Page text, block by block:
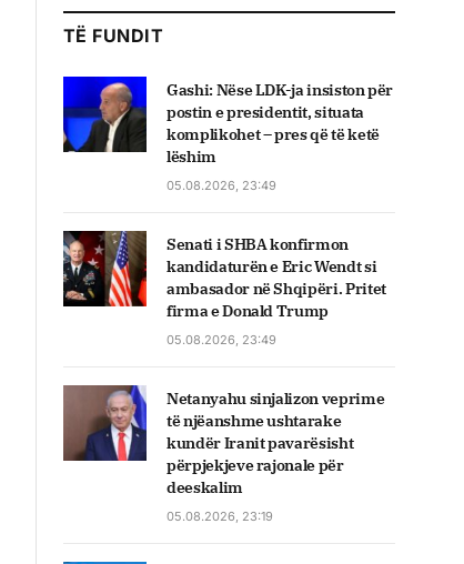
TË FUNDIT
Gashi: Nëse LDK-ja insiston për
postin e presidentit, situata
komplikohet – pres që të ketë
lëshim
05.08.2026, 23:49
Senati i SHBA konfirmon
kandidaturën e Eric Wendt si
ambasador në Shqipëri. Pritet
firma e Donald Trump
05.08.2026, 23:49
Netanyahu sinjalizon veprime
të njëanshme ushtarake
kundër Iranit pavarësisht
përpjekjeve rajonale për
deeskalim
05.08.2026, 23:19